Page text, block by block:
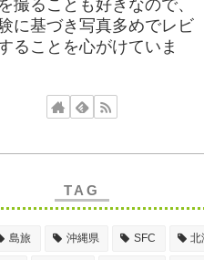
撮ることも好きなので、
に基づき写真多めでレビ
ることを心がけていま
TAG
島旅 沖縄県 SFC 北